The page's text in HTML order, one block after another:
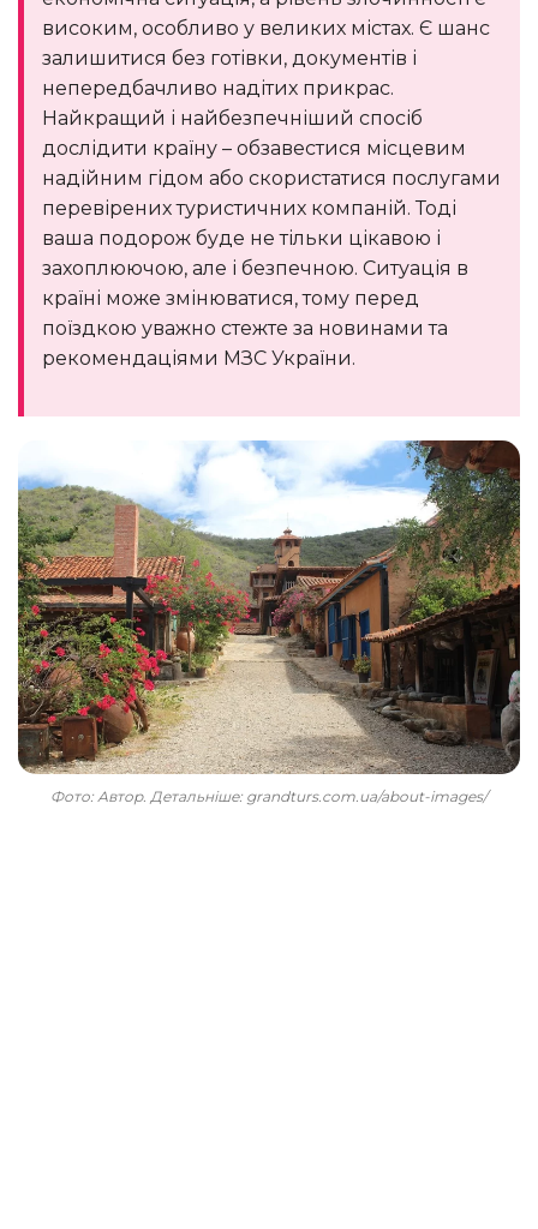
високим, особливо у великих містах. Є шанс
залишитися без готівки, документів і
непередбачливо надітих прикрас.
Найкращий і найбезпечніший спосіб
дослідити країну – обзавестися місцевим
надійним гідом або скористатися послугами
перевірених туристичних компаній. Тоді
ваша подорож буде не тільки цікавою і
захоплюючою, але і безпечною. Ситуація в
країні може змінюватися, тому перед
поїздкою уважно стежте за новинами та
рекомендаціями МЗС України.
Фото: Автор. Детальніше: grandturs.com.ua/about-images/